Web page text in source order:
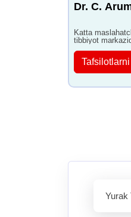
Dr. C.
Katta
tibbiyot
Yurak